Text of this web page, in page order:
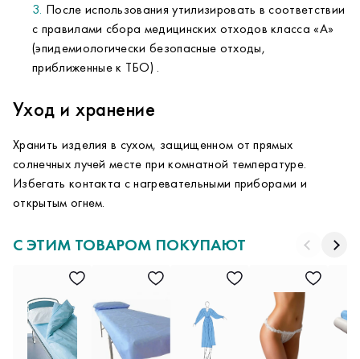
После использования утилизировать в соответствии
с правилами сбора медицинских отходов класса «А»
(эпидемиологически безопасные отходы,
приближенные к ТБО) .
Уход и хранение
Хранить изделия в сухом, защищенном от прямых
солнечных лучей месте при комнатной температуре.
Избегать контакта с нагревательными приборами и
открытым огнем.
С ЭТИМ ТОВАРОМ ПОКУПАЮТ